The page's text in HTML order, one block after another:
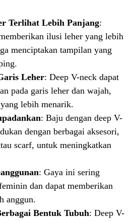
Terlihat Lebih Panjang:
ilusi leher yang lebih
menciptakan tampilan yang
Leher: Deep V-neck dapat
pada garis leher dan wajah,
lebih menarik.
: Baju dengan deep V-
dengan berbagai aksesori,
scarf, untuk meningkatkan
: Gaya ini sering
dan dapat memberikan
anggun.
Bentuk Tubuh: Deep V-